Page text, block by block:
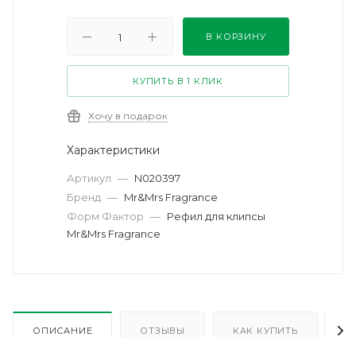
В КОРЗИНУ
КУПИТЬ В 1 КЛИК
Хочу в подарок
Характеристики
Артикул — N020397
Бренд — Mr&Mrs Fragrance
Форм Фактор — Рефил для клипсы
Mr&Mrs Fragrance
ОПИСАНИЕ ОТЗЫВЫ КАК КУПИТЬ